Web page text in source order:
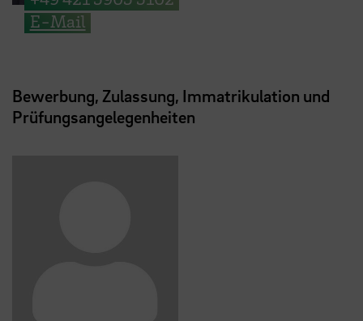
E-Mail
Bewerbung, Zulassung, Immatrikulation und
Prüfungsangelegenheiten